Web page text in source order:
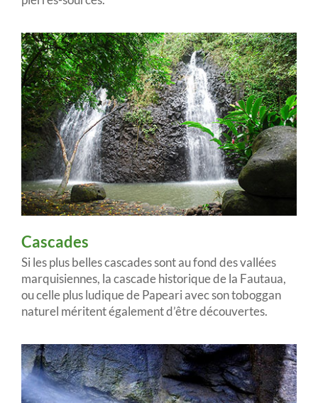
Cascades
Si les plus belles cascades sont au fond des vallées
marquisiennes, la cascade historique de la Fautaua,
ou celle plus ludique de Papeari avec son toboggan
naturel méritent également d’être découvertes.